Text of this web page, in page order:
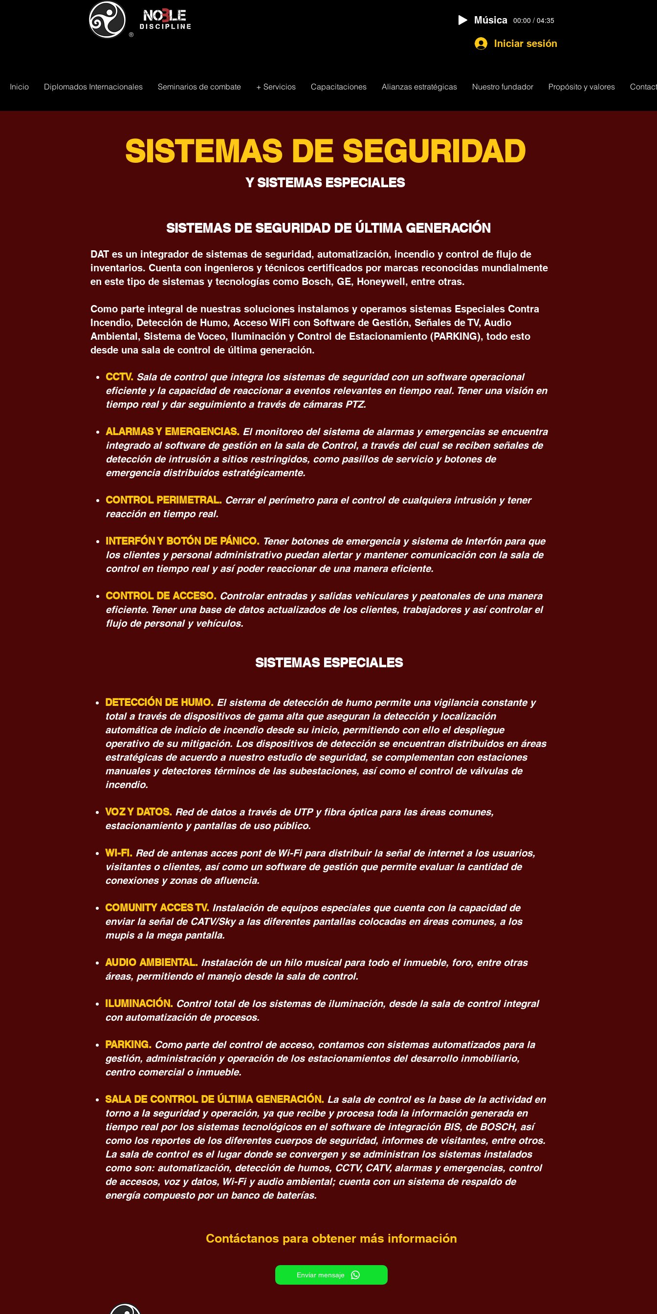
®️
Música 00:00 / 04:35
Iniciar sesión
Inicio Diplomados Internacionales Seminarios de combate + Servicios Capacitaciones Alianzas estratégicas Nuestro fundador Propósito y valores
SISTEMAS DE SEGURIDAD
Y SISTEMAS ESPECIALES
SISTEMAS DE SEGURIDAD DE ÚLTIMA GENERACIÓN
DAT es un integrador de sistemas de seguridad, automatización, incendio y control de flujo de
inventarios. Cuenta con ingenieros y técnicos certificados por marcas reconocidas mundialmente
en este tipo de sistemas y tecnologías como Bosch, GE, Honeywell, entre otras.
Como parte integral de nuestras soluciones instalamos y operamos sistemas Especiales Contra
Incendio, Detección de Humo, Acceso WiFi con Software de Gestión, Señales de TV, Audio
Ambiental, Sistema de Voceo, Iluminación y Control de Estacionamiento (PARKING), todo esto
desde una sala de control de última generación.
CCTV. Sala de control que integra los sistemas de seguridad con un software operacional
eficiente y la capacidad de reaccionar a eventos relevantes en tiempo real. Tener una visión en
tiempo real y dar seguimiento a través de cámaras PTZ.
ALARMAS Y EMERGENCIAS. El monitoreo del sistema de alarmas y emergencias se encuentra
integrado al software de gestión en la sala de Control, a través del cual se reciben señales de
detección de intrusión a sitios restringidos, como pasillos de servicio y botones de
emergencia distribuidos estratégicamente.
CONTROL PERIMETRAL. Cerrar el perímetro para el control de cualquiera intrusión y tener
reacción en tiempo real.
INTERFÓN Y BOTÓN DE PÁNICO. Tener botones de emergencia y sistema de Interfón para que
los clientes y personal administrativo puedan alertar y mantener comunicación con la sala de
control en tiempo real y así poder reaccionar de una manera eficiente.
CONTROL DE ACCESO. Controlar entradas y salidas vehiculares y peatonales de una manera
eficiente. Tener una base de datos actualizados de los clientes, trabajadores y así controlar el
flujo de personal y vehículos.
SISTEMAS ESPECIALES
DETECCIÓN DE HUMO. El sistema de detección de humo permite una vigilancia constante y
total a través de dispositivos de gama alta que aseguran la detección y localización
automática de indicio de incendio desde su inicio, permitiendo con ello el despliegue
operativo de su mitigación. Los dispositivos de detección se encuentran distribuidos en áreas
estratégicas de acuerdo a nuestro estudio de seguridad, se complementan con estaciones
manuales y detectores términos de las subestaciones, así como el control de válvulas de
incendio.
VOZ Y DATOS. Red de datos a través de UTP y fibra óptica para las áreas comunes,
estacionamiento y pantallas de uso público.
WI-FI. Red de antenas acces pont de Wi-Fi para distribuir la señal de internet a los usuarios,
visitantes o clientes, así como un software de gestión que permite evaluar la cantidad de
conexiones y zonas de afluencia.
COMUNITY ACCES TV. Instalación de equipos especiales que cuenta con la capacidad de
enviar la señal de CATV/Sky a las diferentes pantallas colocadas en áreas comunes, a los
mupis a la mega pantalla.
AUDIO AMBIENTAL. Instalación de un hilo musical para todo el inmueble, foro, entre otras
áreas, permitiendo el manejo desde la sala de control.
ILUMINACIÓN. Control total de los sistemas de iluminación, desde la sala de control integral
con automatización de procesos.
PARKING. Como parte del control de acceso, contamos con sistemas automatizados para la
gestión, administración y operación de los estacionamientos del desarrollo inmobiliario,
centro comercial o inmueble.
SALA DE CONTROL DE ÚLTIMA GENERACIÓN. La sala de control es la base de la actividad en
torno a la seguridad y operación, ya que recibe y procesa toda la información generada en
tiempo real por los sistemas tecnológicos en el software de integración BIS, de BOSCH, así
como los reportes de los diferentes cuerpos de seguridad, informes de visitantes, entre otros.
La sala de control es el lugar donde se convergen y se administran los sistemas instalados
como son: automatización, detección de humos, CCTV, CATV, alarmas y emergencias, control
de accesos, voz y datos, Wi-Fi y audio ambiental; cuenta con un sistema de respaldo de
energía compuesto por un banco de baterías.
Contáctanos para obtener más información
Envíar mensaje